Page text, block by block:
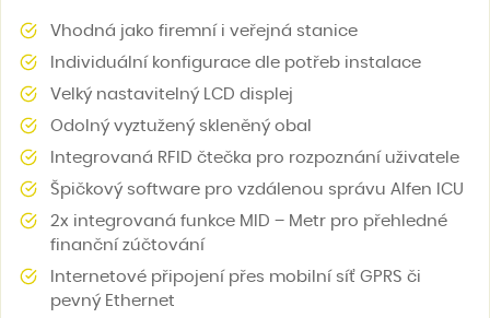
Vhodná jako firemní i veřejná stanice
Individuální konfigurace dle potřeb instalace
Velký nastavitelný LCD displej
Odolný vyztužený skleněný obal
Integrovaná RFID čtečka pro rozpoznání uživatele
Špičkový software pro vzdálenou správu Alfen ICU
2x integrovaná funkce MID – Metr pro přehledné
finanční zúčtování
Internetové připojení přes mobilní síť GPRS či
pevný Ethernet